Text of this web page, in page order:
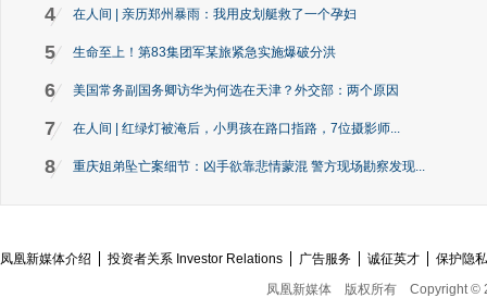
4 在人间 | 亲历郑州暴雨：我用皮划艇救了一个孕妇
5 生命至上！第83集团军某旅紧急实施爆破分洪
6 美国常务副国务卿访华为何选在天津？外交部：两个原因
7 在人间 | 红绿灯被淹后，小男孩在路口指路，7位摄影师...
8 重庆姐弟坠亡案细节：凶手欲靠悲情蒙混 警方现场勘察发现...
凤凰新媒体介绍 投资者关系 Investor Relations 广告服务 诚征英才
保护隐
凤凰新媒体
版权所有 Copyright ©